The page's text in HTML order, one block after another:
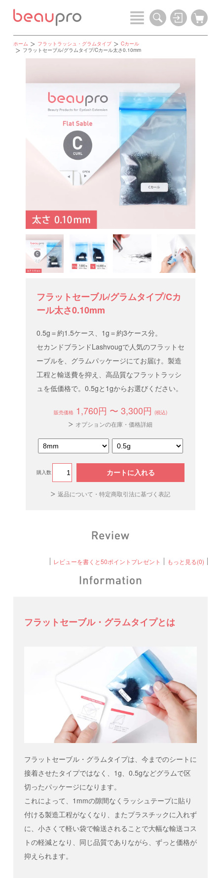
ホーム フラットラッシュ・グラムタイプ
Cカール
フラットセーブル/グラムタイプ/Cカール太さ0.10mm
フラットセーブル/グラムタイプ/Cカ
ール太さ0.10mm
0.5g＝約1.5ケース、1g＝約3ケース分。
セカンドブランドLashvougで人気のフラットセ
ーブルを、グラムパッケージにてお届け。製造
工程と輸送費を抑え、高品質なフラットラッシ
ュを低価格で。0.5gと1gからお選びください。
販売価格 1,760円 〜 3,300円 (税込)
オプションの在庫・価格詳細
購入数 カートに入れる
返品について・特定商取引法に基づく表記
レビューを書くと50ポイントプレゼント もっと見る(0)
フラットセーブル・グラムタイプとは
フラットセーブル・グラムタイプは、今までのシートに
接着させたタイプではなく、1g、0.5gなどグラムで区
切ったパッケージになります。
これによって、1mmの隙間なくラッシュテープに貼り
付ける製造工程がなくなり、またプラスチックに入れず
に、小さくて軽い袋で輸送されることで大幅な輸送コス
トの軽減となり、同じ品質でありながら、ずっと価格が
抑えられます。